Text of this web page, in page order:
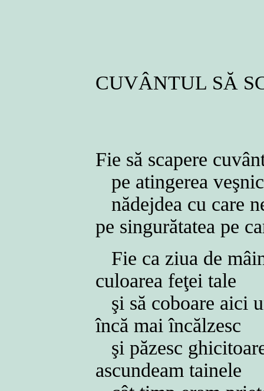
CUVÂNTUL SĂ
Fie să scapere
pe atingerea
nădejdea cu care
pe singurătatea pe
Fie ca ziua de
culoarea feţei tale
şi să coboare aici
încă mai încălzesc
şi păzesc
ascundeam tainele